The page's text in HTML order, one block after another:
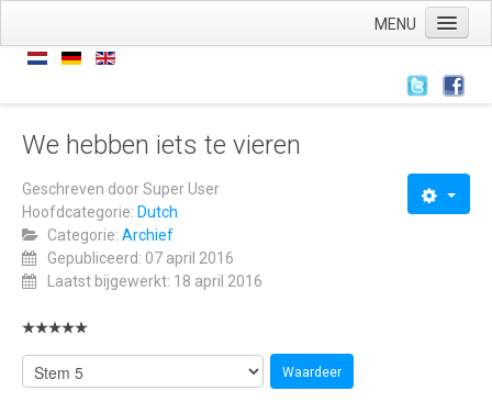
MENU
Home
Nieuws
Links
Wie zijn we
De stichting
ANBI
AVG
We hebben iets te vieren
Geschreven doorSuper User
Hoofdcategorie: Dutch
Categorie: Archief
Gepubliceerd: 07 april 2016
Laatst bijgewerkt: 18 april 2016